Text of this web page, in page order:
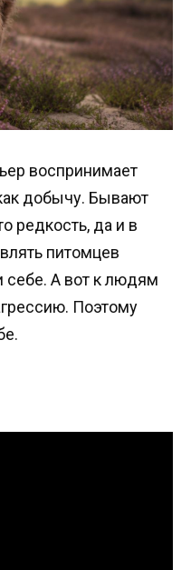
воспринимает
добычу. Бывают
редкость, да и в
питомцев
А вот к людям
Поэтому